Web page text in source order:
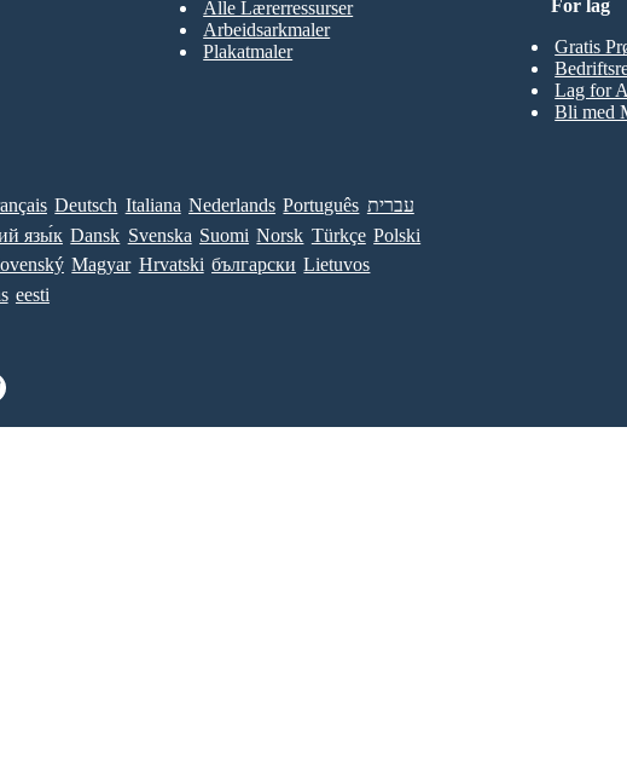
Alle Lærerressurser
Arbeidsarkmaler
Plakatmaler
For lag
Gratis
Lag for
Bli med
Deutsch Italiana Nederlands Português עברית
язы́к Dansk Svenska Suomi Norsk Türkçe Polski
Magyar Hrvatski български Lietuvos
eesti